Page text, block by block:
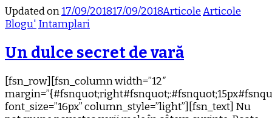
Updated on17/09/201817/09/2018ArticoleArticole
Blogu' Intamplari
Un dulce secret de vară
[fsn_row][fsn_column width=”12″
font_size=”16px” column_style=”light”][fsn_text] Nu